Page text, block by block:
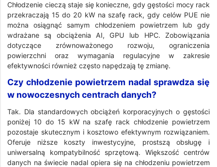
Chłodzenie cieczą staje się konieczne, gdy gęstości mocy rack
przekraczają 15 do 20 kW na szafę rack, gdy celów PUE nie
można osiągnąć samym chłodzeniem powietrzem lub gdy
wdrażane są obciążenia AI, GPU lub HPC. Zobowiązania
dotyczące zrównoważonego rozwoju, ograniczenia
powierzchni oraz wymagania regulacyjne w zakresie
efektywności również często napędzają tę zmianę.
Czy chłodzenie powietrzem nadal sprawdza się
w nowoczesnych centrach danych?
Tak. Dla standardowych obciążeń korporacyjnych o gęstości
poniżej 10 do 15 kW na szafę rack chłodzenie powietrzem
pozostaje skutecznym i kosztowo efektywnym rozwiązaniem.
Oferuje niższe koszty inwestycyjne, prostszą obsługę i
uniwersalną kompatybilność sprzętową. Większość centrów
danych na świecie nadal opiera się na chłodzeniu powietrzem